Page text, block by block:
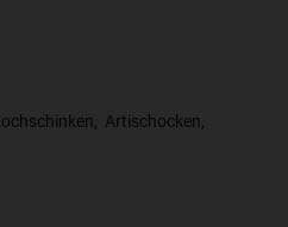
Artischocken,